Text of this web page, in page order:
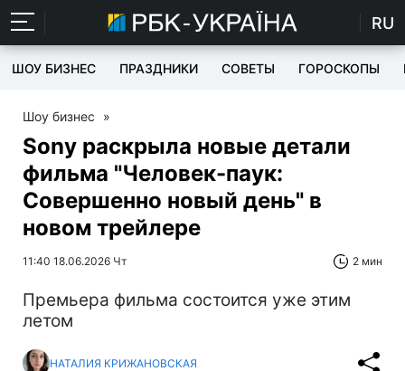
RU
ШОУ БИЗНЕС ПРАЗДНИКИ СОВЕТЫ ГОРОСКОПЫ
Шоу бизнес »
Sony раскрыла новые детали
фильма "Человек-паук:
Совершенно новый день" в
новом трейлере
11:40 18.06.2026 Чт 2 мин
Премьера фильма состоится уже этим
летом
НАТАЛИЯ КРИЖАНОВСКАЯ